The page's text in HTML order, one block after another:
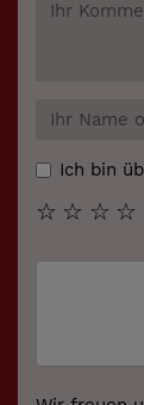
Ich bin
☆
☆
☆
☆